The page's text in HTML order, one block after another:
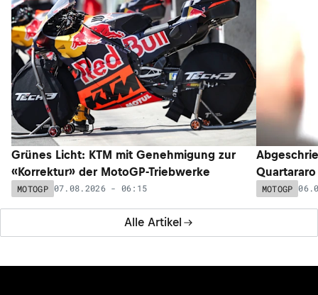
Alle Artikel
Grünes Licht: KTM mit Genehmigung zur
«Korrektur» der MotoGP-Triebwerke
MOTOGP 07.08.2026 - 06:15 MOTOGP